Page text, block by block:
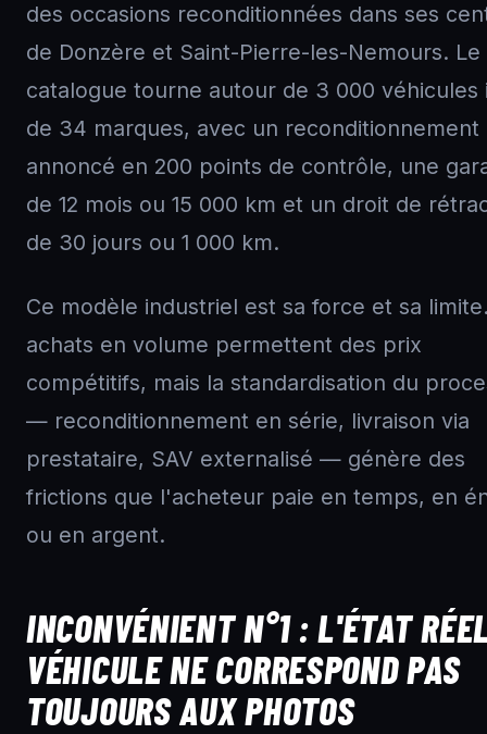
des occasions reconditionnées dans ses
de Donzère et Saint-Pierre-les-Nemours. Le
catalogue tourne autour de 3 000 véhicules
de 34 marques, avec un reconditionnement
annoncé en 200 points de contrôle, une
de 12 mois ou 15 000 km et un droit de
de 30 jours ou 1 000 km.
Ce modèle industriel est sa force et sa
achats en volume permettent des prix
compétitifs, mais la standardisation du
— reconditionnement en série, livraison via
prestataire, SAV externalisé — génère des
frictions que l'acheteur paie en temps, en
ou en argent.
INCONVÉNIENT N°1 : L'ÉTAT
VÉHICULE NE CORRESPOND PAS
TOUJOURS AUX PHOTOS